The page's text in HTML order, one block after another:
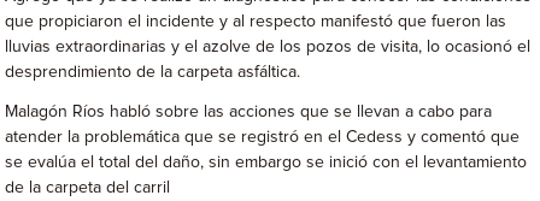
que propiciaron el incidente y al respecto manifestó que fueron las
lluvias extraordinarias y el azolve de los pozos de visita, lo ocasionó el
desprendimiento de la carpeta asfáltica.
Malagón Ríos habló sobre las acciones que se llevan a cabo para
atender la problemática que se registró en el Cedess y comentó que
se evalúa el total del daño, sin embargo se inició con el levantamiento
de la carpeta del carril